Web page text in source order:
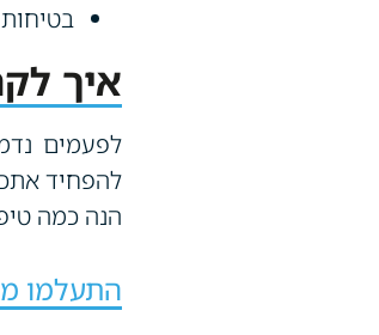
איך
לפעמים
להפחיד
הנה כמה
התעלמו